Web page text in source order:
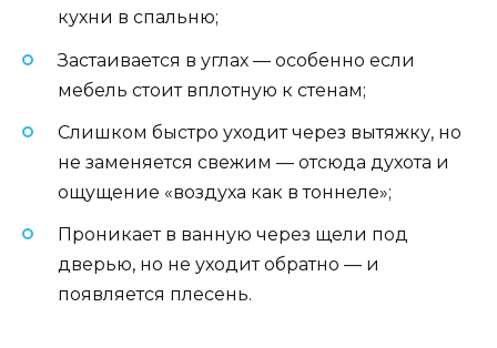
кухни в спальню;
Застаивается в углах — особенно если
мебель стоит вплотную к стенам;
Слишком быстро уходит через вытяжку, но
не заменяется свежим — отсюда духота и
ощущение «воздуха как в тоннеле»;
Проникает в ванную через щели под
дверью, но не уходит обратно — и
появляется плесень.